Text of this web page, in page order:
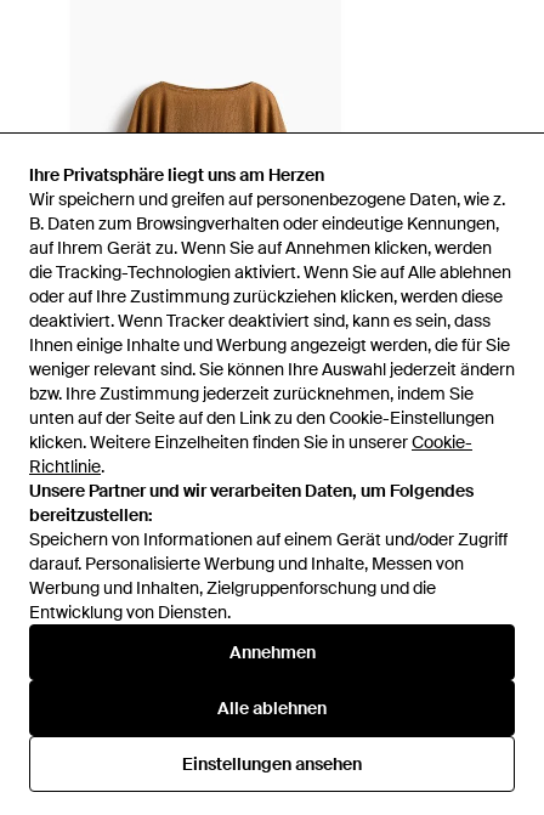
Ihre Privatsphäre liegt uns am Herzen
Wir speichern und greifen auf personenbezogene Daten, wie z.
B. Daten zum Browsingverhalten oder eindeutige Kennungen,
auf Ihrem Gerät zu. Wenn Sie auf Annehmen klicken, werden
die Tracking-Technologien aktiviert. Wenn Sie auf Alle ablehnen
oder auf Ihre Zustimmung zurückziehen klicken, werden diese
deaktiviert. Wenn Tracker deaktiviert sind, kann es sein, dass
Ihnen einige Inhalte und Werbung angezeigt werden, die für Sie
weniger relevant sind. Sie können Ihre Auswahl jederzeit ändern
bzw. Ihre Zustimmung jederzeit zurücknehmen, indem Sie
unten auf der Seite auf den Link zu den Cookie-Einstellungen
klicken. Weitere Einzelheiten finden Sie in unsererCookie-
Richtlinie.
Unsere Partner und wir verarbeiten Daten, um Folgendes
bereitzustellen:
Speichern von Informationen auf einem Gerät und/oder Zugriff
darauf. Personalisierte Werbung und Inhalte, Messen von
Werbung und Inhalten, Zielgruppenforschung und die
Entwicklung von Diensten.
Annehmen
Alle ablehnen
Einstellungen ansehen
1
Zuvor verkauft bei:
Hilfe und Informationen